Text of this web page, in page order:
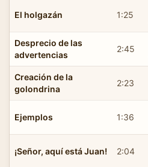
El holgazán 1:25
Desprecio de las
advertencias
2:45
Creación de la
golondrina
2:23
Ejemplos 1:36
¡Señor, aquí está Juan! 2:04